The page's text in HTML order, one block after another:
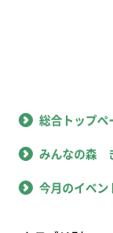
総合トップペ
みんなの森
今月のイベン